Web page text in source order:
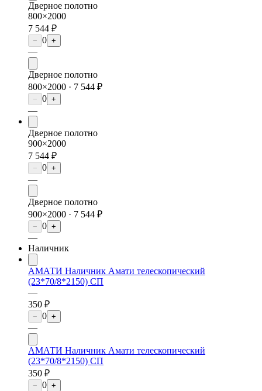
Дверное полотно
800×2000
7 544 ₽
− 0 +
—
Дверное полотно
800×2000 · 7 544 ₽
− 0 +
—
Дверное полотно
900×2000
7 544 ₽
− 0 +
—
Дверное полотно
900×2000 · 7 544 ₽
− 0 +
—
Наличник
АМАТИ Наличник Амати телескопический
(23*70/8*2150) СП
—
350 ₽
− 0 +
—
АМАТИ Наличник Амати телескопический
(23*70/8*2150) СП
350 ₽
− 0 +